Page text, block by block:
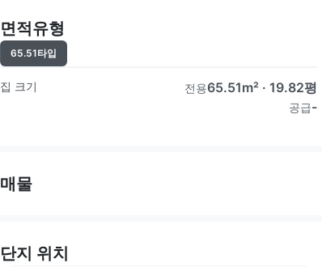
면적유형
65.51타입
집 크기 전용65.51m² · 19.82평
공급-
매물
단지 위치